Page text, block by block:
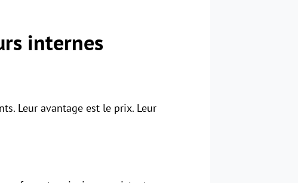
internes
Leur avantage est le prix. Leur